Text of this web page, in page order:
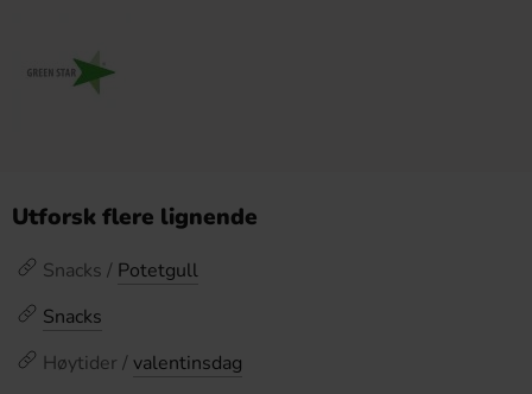
Utforsk flere lignende
Snacks / Potetgull
Snacks
Høytider / valentinsdag